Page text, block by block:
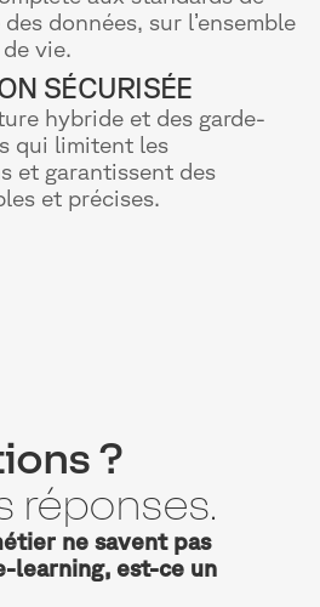
données, sur l’ensemble
vie.
SÉCURISÉE
hybride et des garde-
qui limitent les
et garantissent des
et précises.
?
réponses.
ne savent pas
learning, est-ce un